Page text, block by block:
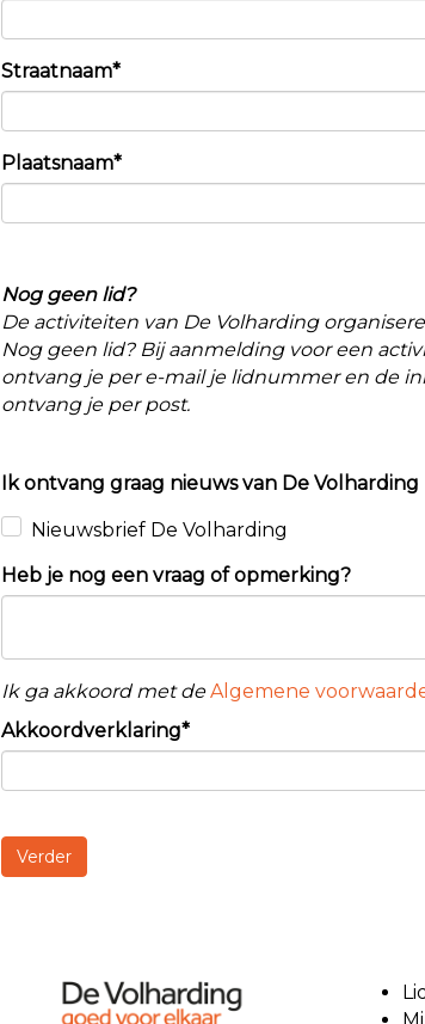
Straatnaam*
Plaatsnaam*
Nog geen lid?
De activiteiten van De Volharding
Nog geen lid? Bij aanmelding voor een
ontvang je per e-mail je lidnummer en de
ontvang je per post.
Ik ontvang graag nieuws van De Volharding
Nieuwsbrief De Volharding
Heb je nog een vraag of opmerking?
Ik ga akkoord met deAlgemene
Akkoordverklaring*
Verder